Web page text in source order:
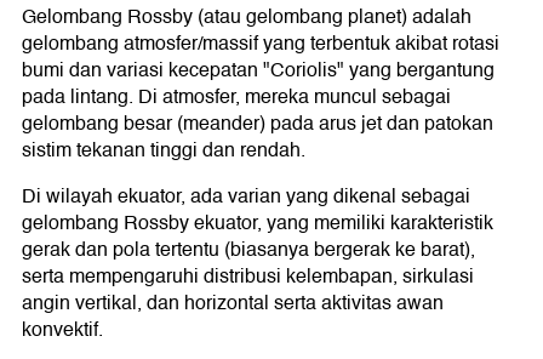
Gelombang Rossby (atau gelombang planet) adalah
gelombang atmosfer/massif yang terbentuk akibat rotasi
bumi dan variasi kecepatan "Coriolis" yang bergantung
pada lintang. Di atmosfer, mereka muncul sebagai
gelombang besar (meander) pada arus jet dan patokan
sistim tekanan tinggi dan rendah.
Di wilayah ekuator, ada varian yang dikenal sebagai
gelombang Rossby ekuator, yang memiliki karakteristik
gerak dan pola tertentu (biasanya bergerak ke barat),
serta mempengaruhi distribusi kelembapan, sirkulasi
angin vertikal, dan horizontal serta aktivitas awan
konvektif.